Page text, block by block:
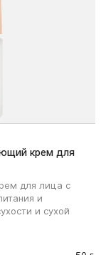
крем для
для лица с
и
и сухой